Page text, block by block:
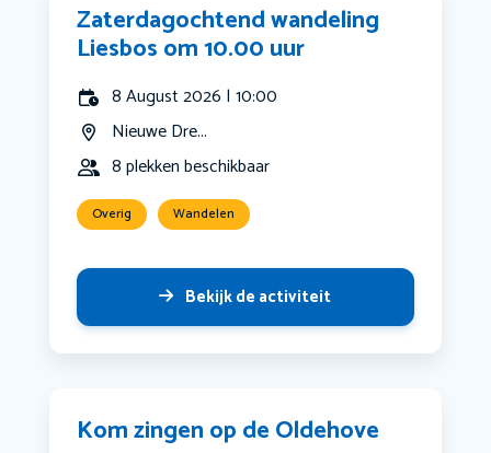
Zaterdagochtend wandeling
Liesbos om 10.00 uur
8 August 2026 | 10:00
Nieuwe Dre...
8 plekken beschikbaar
Overig Wandelen
Bekijk de activiteit
Kom zingen op de Oldehove